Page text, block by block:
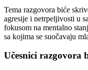
Tema razgovora biće
agresije i netrpeljivosti u
fokusom na mentalno
sa kojima se suočavaju
Učesnici razgovora